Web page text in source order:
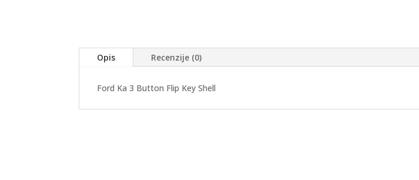
Opis Recenzije (0)
Ford Ka 3 Button Flip Key Shell